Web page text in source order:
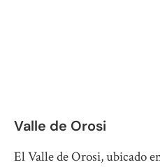
Valle de Orosi
El Valle de Orosi, ubicado